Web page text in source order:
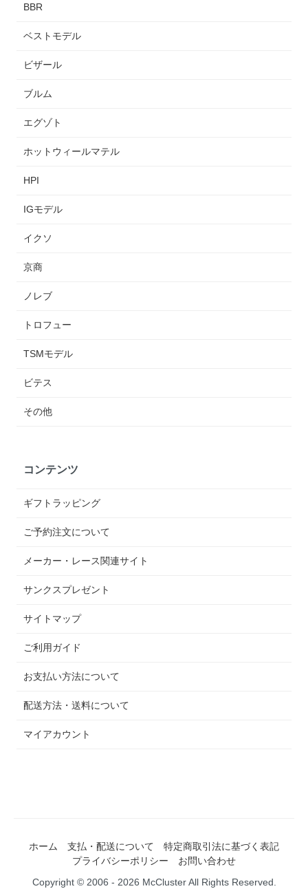
BBR
ベストモデル
ビザール
ブルム
エグゾト
ホットウィールマテル
HPI
IGモデル
イクソ
京商
ノレブ
トロフュー
TSMモデル
ビテス
その他
コンテンツ
ギフトラッピング
ご予約注文について
メーカー・レース関連サイト
サンクスプレゼント
サイトマップ
ご利用ガイド
お支払い方法について
配送方法・送料について
マイアカウント
ホーム 支払・配送について
特定商取引法に基づく表記
プライバシーポリシー
お問い合わせ
Copyright © 2006 - 2026 McCluster All Rights Reserved.